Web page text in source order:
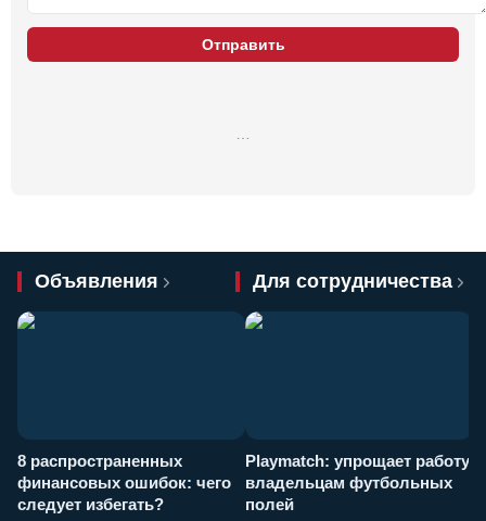
Отправить
Объявления Для сотрудничества
8 распространенных
финансовых ошибок: чего
следует избегать?
Playmatch: упрощает работу
владельцам футбольных
полей